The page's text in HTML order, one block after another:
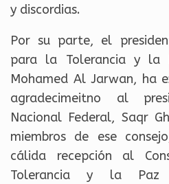
y discordias.
Por su parte, el
para la Tolerancia y la
Mohamed Al Jarwan, ha
agradecimeitno al
Nacional Federal, Saqr
miembros de ese
cálida recepción al
Tolerancia y la Paz